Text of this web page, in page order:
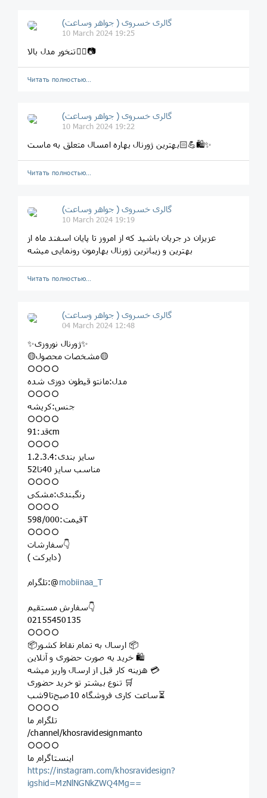
گالری خسروی ( جواهر وساعت)
10 March 2024 19:25
تنخور مدل بالا👆🏻📷
Читать полностью…
گالری خسروی ( جواهر وساعت)
10 March 2024 19:22
بهترین ژورنال بهاره امسال متعلق به ماست💪🏻🛍✨
Читать полностью…
گالری خسروی ( جواهر وساعت)
10 March 2024 19:19
عزیزان در جریان باشید که از امروز تا پایان اسفند ماه از
بهترین و زیباترین ژورنال بهارمون رونمایی میشه
Читать полностью…
گالری خسروی ( جواهر وساعت)
04 March 2024 12:48
✨ژورنال نوروزی✨
🟡مشخصات محصول🟡
○○○○
مدل:مانتو قیطون دوزی شده
○○○○
جنس:کریشه
○○○○
قد:91cm
○○○○
سایز بندی:1.2.3.4
مناسب سایز 40تا52
○○○○
رنگبندی:مشکی
○○○○
قیمت:598/000T
○○○○
سفارشات👇
( دایرکت)
تلگرام:@mobiinaa_T
سفارش مستقیم👇
02155450135
○○○○
📦ارسال به تمام نقاط کشور 📦
خرید به صورت حضوری و آنلاین 🛍
هزینه کار قبل از ارسال واریز میشه 💳
تنوع بیشتر تو خرید حضوری 🛒
ساعت کاری فروشگاه 10صبح‌تا9شب⏳
○○○○
تلگرام ما
/channel/khosravidesignmanto
○○○○
اینستاگرام ما
https://instagram.com/khosravidesign?
igshid=MzNlNGNkZWQ4Mg==